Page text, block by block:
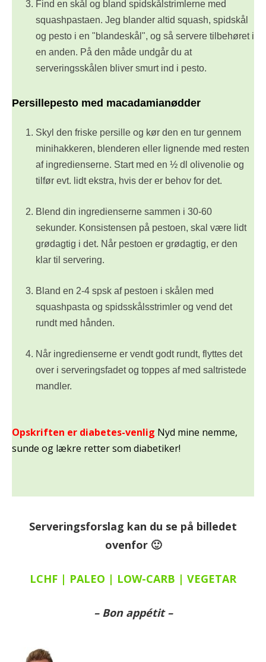
Find en skål og bland spidskålstrimlerne med
squashpastaen. Jeg blander altid squash, spidskål
og pesto i en "blandeskål", og så servere tilbehøret i
en anden. På den måde undgår du at
serveringsskålen bliver smurt ind i pesto.
Persillepesto med macadamianødder
Skyl den friske persille og kør den en tur gennem
minihakkeren, blenderen eller lignende med resten
af ingredienserne. Start med en ½ dl olivenolie og
tilfør evt. lidt ekstra, hvis der er behov for det.
Blend din ingredienserne sammen i 30-60
sekunder. Konsistensen på pestoen, skal være lidt
grødagtig i det. Når pestoen er grødagtig, er den
klar til servering.
Bland en 2-4 spsk af pestoen i skålen med
squashpasta og spidsskålsstrimler og vend det
rundt med hånden.
Når ingredienserne er vendt godt rundt, flyttes det
over i serveringsfadet og toppes af med saltristede
mandler.
Opskriften er diabetes-venlig Nyd mine nemme,
sunde og lækre retter som diabetiker!
Serveringsforslag kan du se på billedet
ovenfor 🙂
LCHF | PALEO | LOW-CARB | VEGETAR
– Bon appétit –